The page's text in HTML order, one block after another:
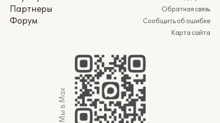
Партнеры
Форум
Обратная связь
Сообщить об ошибке
Карта сайта
Мы в Max